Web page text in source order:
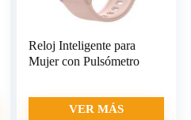
Reloj Inteligente para
Mujer con Pulsómetro
VER MÁS